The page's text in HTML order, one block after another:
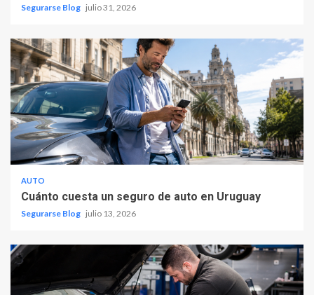
Segurarse Blog julio 31, 2026
AUTO
Cuánto cuesta un seguro de auto en Uruguay
Segurarse Blog julio 13, 2026